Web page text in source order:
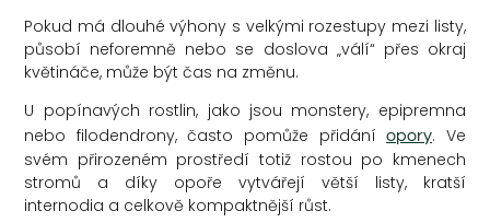
Pokud má dlouhé výhony s velkými rozestupy mezi listy,
působí neforemně nebo se doslova „válí“ přes okraj
květináče, může být čas na změnu.
U popínavých rostlin, jako jsou monstery, epipremna
nebo filodendrony, často pomůže přidáníopory. Ve
svém přirozeném prostředí totiž rostou po kmenech
stromů a díky opoře vytvářejí větší listy, kratší
internodia a celkově kompaktnější růst.